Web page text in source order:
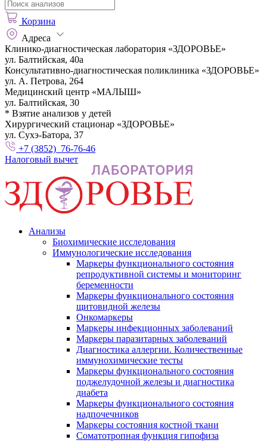
Корзина
Адреса
Клинико-диагностическая лаборатория «ЗДОРОВЬЕ»
ул. Балтийская, 40а
Консультативно-диагностическая поликлиника «ЗДОРОВЬЕ»
ул. А. Петрова, 264
Медицинский центр «МАЛЫШ»
ул. Балтийская, 30
* Взятие анализов у детей
Хирургический стационар «ЗДОРОВЬЕ»
ул. Сухэ-Батора, 37
+7 (3852) 76-76-46
Налоговый вычет
Анализы
Биохимические исследования
Иммунологические исследования
Маркеры функционального состояния
репродуктивной системы и мониторинг
беременности
Маркеры функционального состояния
щитовидной железы
Онкомаркеры
Маркеры инфекционных заболеваний
Маркеры паразитарных заболеваний
Диагностика аллергии. Количественные
иммунохимические тесты
Маркеры функционального состояния
поджелудочной железы и диагностика
диабета
Маркеры функционального состояния
надпочечников
Маркеры состояния костной ткани
Соматотропная функция гипофиза